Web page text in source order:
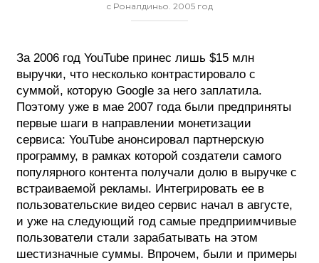
с Роналдиньо. 2005 год
За 2006 год YouTube принес лишь $15 млн
выручки, что несколько контрастировало с
суммой, которую Google за него заплатила.
Поэтому уже в мае 2007 года были предприняты
первые шаги в направлении монетизации
сервиса: YouTube анонсировал партнерскую
программу, в рамках которой создатели самого
популярного контента получали долю в выручке с
встраиваемой рекламы. Интегрировать ее в
пользовательские видео сервис начал в августе,
и уже на следующий год самые предприимчивые
пользователи стали зарабатывать на этом
шестизначные суммы. Впрочем, были и примеры